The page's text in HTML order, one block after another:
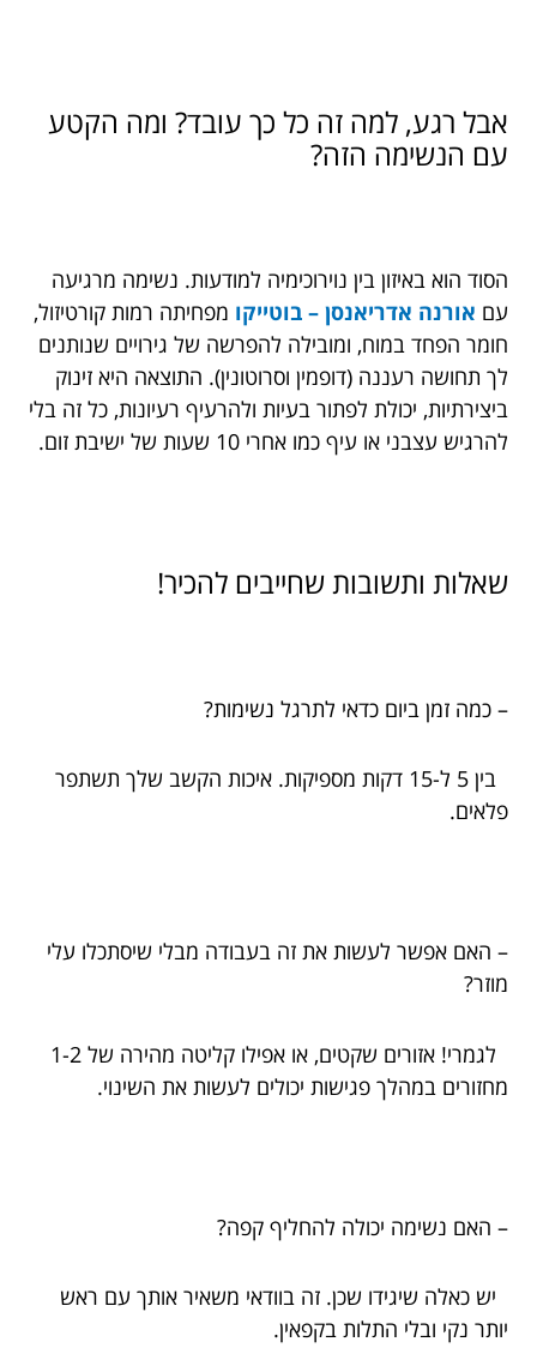
אבל רגע, למה זה כל כך עובד? ומה הקטע
עם הנשימה הזה?
הסוד הוא באיזון בין נוירוכימיה למודעות. נשימה מרגיעה
עם אורנה אדריאנסן – בוטייקו מפחיתה רמות קורטיזול,
חומר הפחד במוח, ומובילה להפרשה של גירויים שנותנים
לך תחושה רעננה (דופמין וסרוטונין). התוצאה היא זינוק
ביצירתיות, יכולת לפתור בעיות ולהרעיף רעיונות, כל זה בלי
להרגיש עצבני או עיף כמו אחרי 10 שעות של ישיבת זום.
שאלות ותשובות שחייבים להכיר!
– כמה זמן ביום כדאי לתרגל נשימות?
בין 5 ל-15 דקות מספיקות. איכות הקשב שלך תשתפר
פלאים.
– האם אפשר לעשות את זה בעבודה מבלי שיסתכלו עלי
מוזר?
לגמרי! אזורים שקטים, או אפילו קליטה מהירה של 1-2
מחזורים במהלך פגישות יכולים לעשות את השינוי.
– האם נשימה יכולה להחליף קפה?
יש כאלה שיגידו שכן. זה בוודאי משאיר אותך עם ראש
יותר נקי ובלי התלות בקפאין.